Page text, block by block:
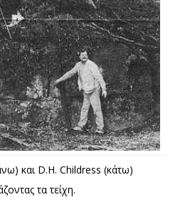
και D.H. Childress (κάτω)
τα τείχη.